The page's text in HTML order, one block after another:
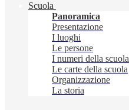
Scuola
Panoramica
Presentazione
I luoghi
Le persone
I numeri della scuola
Le carte della scuola
Organizzazione
La storia